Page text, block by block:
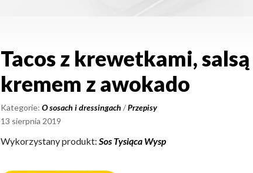
Tacos z krewetkami,
kremem z awokado
Kategorie:O sosach i dressingach /Przepisy
13 sierpnia 2019
Wykorzystany produkt:Sos Tysiąca Wysp